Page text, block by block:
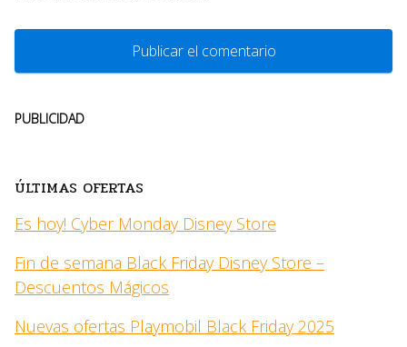
PUBLICIDAD
ÚLTIMAS OFERTAS
Es hoy! Cyber Monday Disney Store
Fin de semana Black Friday Disney Store –
Descuentos Mágicos
Nuevas ofertas Playmobil Black Friday 2025